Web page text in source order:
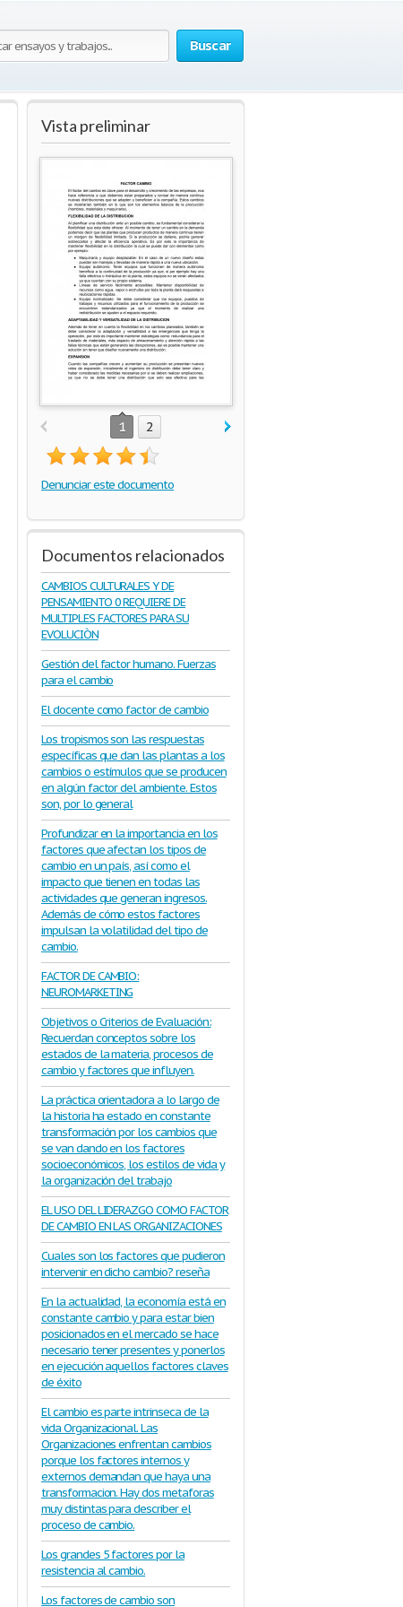
Buscar
Vista preliminar
1 2
Denunciar este documento
Documentos relacionados
CAMBIOS CULTURALES Y DE
PENSAMIENTO 0 REQUIERE DE
MULTIPLES FACTORES PARA SU
EVOLUCIÒN
Gestión del factor humano. Fuerzas
para el cambio
El docente como factor de cambio
Los tropismos son las respuestas
específicas que dan las plantas a los
cambios o estímulos que se producen
en algún factor del ambiente. Estos
son, por lo general
Profundizar en la importancia en los
factores que afectan los tipos de
cambio en un país, así como el
impacto que tienen en todas las
actividades que generan ingresos.
Además de cómo estos factores
impulsan la volatilidad del tipo de
cambio.
FACTOR DE CAMBIO:
NEUROMARKETING
Objetivos o Criterios de Evaluación:
Recuerdan conceptos sobre los
estados de la materia, procesos de
cambio y factores que influyen.
La práctica orientadora a lo largo de
la historia ha estado en constante
transformación por los cambios que
se van dando en los factores
socioeconómicos, los estilos de vida y
la organización del trabajo
EL USO DEL LIDERAZGO COMO FACTOR
DE CAMBIO EN LAS ORGANIZACIONES
Cuales son los factores que pudieron
intervenir en dicho cambio? reseña
En la actualidad, la economía está en
constante cambio y para estar bien
posicionados en el mercado se hace
necesario tener presentes y ponerlos
en ejecución aquellos factores claves
de éxito
El cambio es parte intrinseca de la
vida Organizacional. Las
Organizaciones enfrentan cambios
porque los factores internos y
externos demandan que haya una
transformacion. Hay dos metaforas
muy distintas para describer el
proceso de cambio.
Los grandes 5 factores por la
resistencia al cambio.
Los factores de cambio son